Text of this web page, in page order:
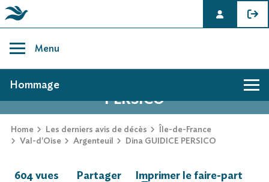
content
Menu
AVIS DE DÉCÈS DE DINA GUIDICE
PERSICO
Home Les derniers avis de décès
Île-de-France
Val-d'Oise
Argenteuil Dina GUIDICE PERSICO
Hommage
604 vues Partager Imprimer le faire-part